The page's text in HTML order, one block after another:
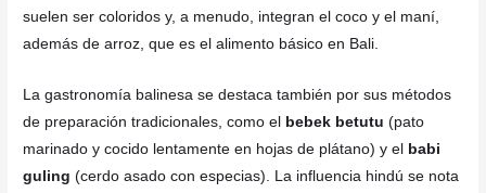
suelen ser coloridos y, a menudo, integran el coco y el maní,
además de arroz, que es el alimento básico en Bali.
La gastronomía balinesa se destaca también por sus métodos
de preparación tradicionales, como el
bebek betutu (pato
marinado y cocido lentamente en hojas de plátano) y el
babi
guling (cerdo asado con especias). La influencia hindú se nota